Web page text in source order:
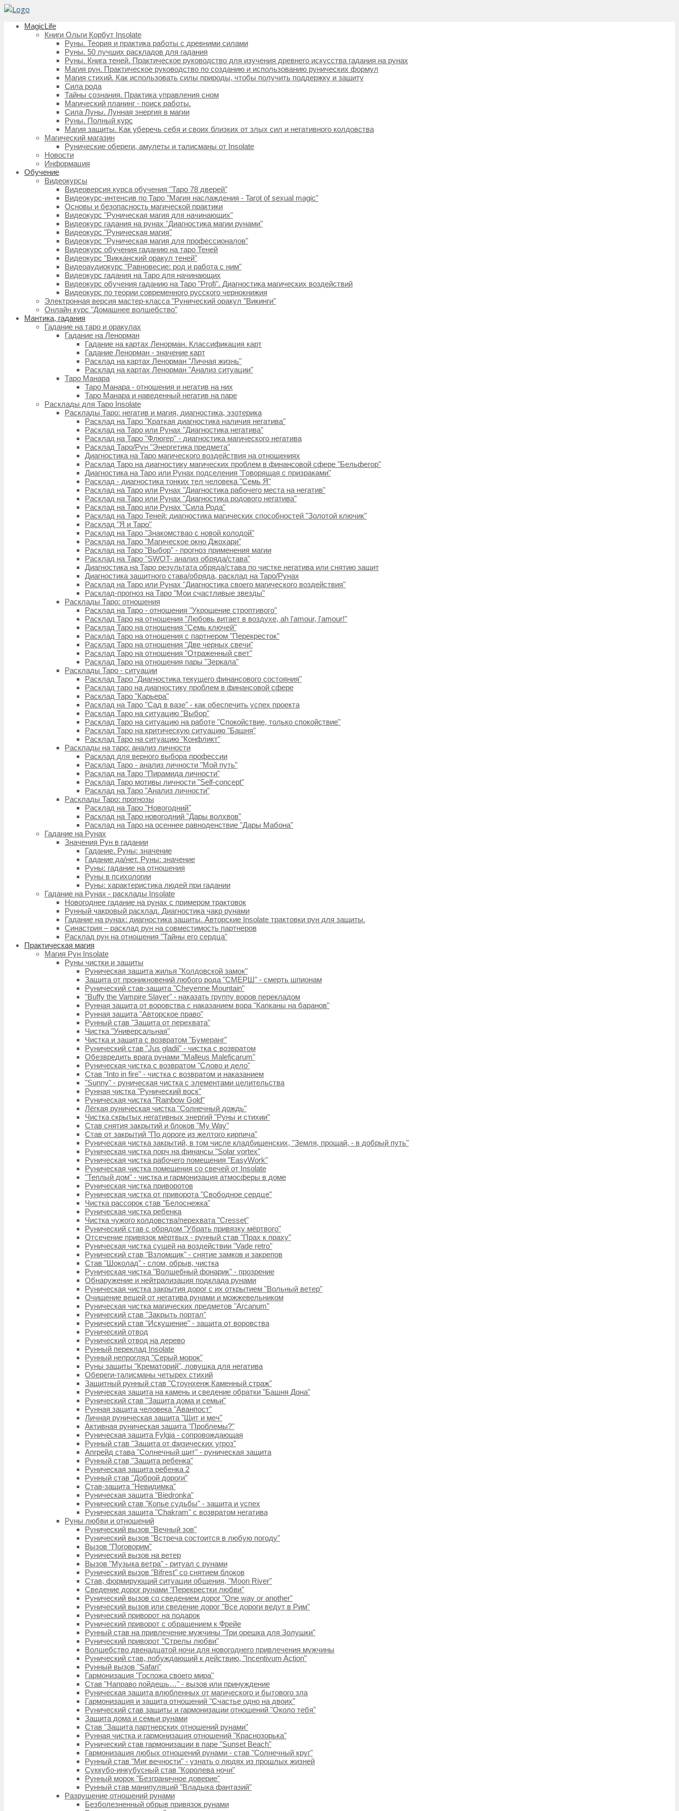
MagicLife
Книги Ольги Корбут Insolate
Руны. Теория и практика работы с древними силами
Руны. 50 лучших раскладов для гадания
Руны. Книга теней. Практическое руководство для изучения древнего искусства гадания на рунах
Магия рун. Практическое руководство по созданию и использованию рунических формул
Магия стихий. Как использовать силы природы, чтобы получить поддержку и защиту
Сила рода
Тайны сознания. Практика управления сном
Магический планинг - поиск работы.
Сила Луны. Лунная энергия в магии
Руны. Полный курс
Магия защиты. Как уберечь себя и своих близких от злых сил и негативного колдовства
Магический магазин
Рунические обереги, амулеты и талисманы от Insolate
Новости
Информация
Обучение
Видеокурсы
Видеоверсия курса обучения "Таро 78 дверей"
Видеокурс-интенсив по Таро "Магия наслаждения - Tarot of sexual magic"
Основы и безопасность магической практики
Видеокурс "Руническая магия для начинающих"
Видеокурс гадания на рунах "Диагностика магии рунами"
Видеокурс "Руническая магия"
Видеокурс "Руническая магия для профессионалов"
Видеокурс обучения гаданию на таро Теней
Видеокурс "Викканский оракул теней"
Видеоаудиокурс "Равновесие: род и работа с ним"
Видеокурс гадания на Таро для начинающих
Видеокурс обучения гаданию на Таро "Profi". Диагностика магических воздействий
Видеокурс по теории современного русского чернокнижия
Электронная версия мастер-класса "Рунический оракул "Викинги"
Онлайн курс "Домашнее волшебство"
Мантика, гадания
Гадание на таро и оракулах
Гадание на Ленорман
Гадание на картах Ленорман. Классификация карт
Гадание Ленорман - значение карт
Расклад на картах Ленорман "Личная жизнь"
Расклад на картах Ленорман "Анализ ситуации"
Таро Манара
Таро Манара - отношения и негатив на них
Таро Манара и наведенный негатив на паре
Расклады для Таро Insolate
Расклады Таро: негатив и магия, диагностика, эзотерика
Расклад на Таро "Краткая диагностика наличия негатива"
Расклад на Таро или Рунах "Диагностика негатива"
Расклад на Таро "Флюгер" - диагностика магического негатива
Расклад Таро/Рун "Энергетика предмета"
Диагностика на Таро магического воздействия на отношениях
Расклад Таро на диагностику магических проблем в финансовой сфере "Бельфегор"
Диагностика на Таро или Рунах подселения "Говорящая с призраками"
Расклад - диагностика тонких тел человека "Семь Я"
Расклад на Таро или Рунах "Диагностика рабочего места на негатив"
Расклад на Таро или Рунах "Диагностика родового негатива"
Расклад на Таро или Рунах "Сила Рода"
Расклад на Таро Теней: диагностика магических способностей "Золотой ключик"
Расклад "Я и Таро"
Расклад на Таро "Знакомствaо с новой колодой"
Расклад на Таро "Магическое окно Джохари"
Расклад на Таро "Выбор" - прогноз применения магии
Расклад на Таро "SWOT- анализ обряда/става"
Диагностика на Таро результата обряда/става по чистке негатива или снятию защит
Диагностика защитного става/обряда, расклад на Таро/Рунах
Расклад на Таро или Рунах "Диагностика своего магического воздействия"
Расклад-прогноз на Таро "Мои счастливые звезды"
Расклады Таро: отношения
Расклад на Таро - отношения "Укрощение строптивого"
Расклад Таро на отношения "Любовь витает в воздухе, ah l'amour, l'amour!"
Расклад Таро на отношения "Семь ключей"
Расклад Таро на отношения с партнером "Перекресток"
Расклад Таро на отношения "Две черных свечи"
Расклад Таро на отношения "Отраженный свет"
Расклад Таро на отношения пары "Зеркала"
Расклады Таро - ситуации
Расклад Таро "Диагностика текущего финансового состояния"
Расклад таро на диагностику проблем в финансовой сфере
Расклад Таро "Карьера"
Расклад на Таро "Сад в вазе" - как обеспечить успех проекта
Расклад Таро на ситуацию "Выбор"
Расклад Таро на ситуацию на работе "Спокойствие, только спокойствие"
Расклад Таро на критическую ситуацию "Башня"
Расклад Таро на ситуацию "Конфликт"
Расклады на таро: анализ личности
Расклад для верного выбора профессии
Расклад Таро - анализ личности "Мой путь"
Расклад на Таро "Пирамида личности"
Расклад Таро мотивы личности "Self-concept"
Расклад на Таро "Анализ личности"
Расклады Таро: прогнозы
Расклад на Таро "Новогодний"
Расклад на Таро новогодний "Дары волхвов"
Расклад на Таро на осеннее равноденствие "Дары Мабона"
Гадание на Рунах
Значения Рун в гадании
Гадание. Руны: значение
Гадание да/нет. Руны: значение
Руны: гадание на отношения
Руны в психологии
Руны: характеристика людей при гадании
Гадание на Рунах - расклады Insolate
Новогоднее гадание на рунах с примером трактовок
Рунный чакровый расклад. Диагностика чакр рунами
Гадание на рунах: диагностика защиты. Авторские Insolate трактовки рун для защиты.
Синастрия – расклад рун на совместимость партнеров
Расклад рун на отношения "Тайны его сердца"
Практическая магия
Магия Рун Insolate
Руны чистки и защиты
Руническая защита жилья "Колдовской замок"
Защита от проникновений любого рода "СМЕРШ" - смерть шпионам
Рунический став-защита "Cheyenne Mountain"
"Buffy the Vampire Slayer" - наказать группу воров перекладом
Рунная защита от воровства с наказанием вора "Капканы на баранов"
Рунная защита "Авторское право"
Рунный став "Защита от перехвата"
Чистка "Универсальная"
Чистка и защита с возвратом "Бумеранг"
Рунический став "Jus gladii" - чистка с возвратом
Обезвредить врага рунами "Malleus Maleficarum"
Руническая чистка с возвратом "Слово и дело"
Став "Into in fire" - чистка с возвратом и наказанием
"Sunny" - руническая чистка с элементами целительства
Рунная чистка "Рунический воск"
Руническая чистка "Rainbow Gold"
Лёгкая руническая чистка "Солнечный дождь"
Чистка скрытых негативных энергий "Руны и стихии"
Став снятия закрытий и блоков "My Way"
Став от закрытий "По дороге из желтого кирпича"
Руническая чистка закрытий, в том числе кладбищенских, "Земля, прощай, - в добрый путь"
Руническая чистка порч на финансы "Solar vortex"
Руническая чистка рабочего помещения "EasyWork"
Руническая чистка помещения со свечей от Insolate
"Теплый дом" - чистка и гармонизация атмосферы в доме
Руническая чистка приворотов
Руническая чистка от приворота "Свободное сердце"
Чистка рассорок cтав "Белоснежка"
Руническая чистка ребенка
Чистка чужого колдовства/перехвата "Cresset"
Рунический став с обрядом "Убрать привязку мёртвого"
Отсечение привязок мёртвых - рунный став "Прах к праху"
Руническая чистка сущей на воздействии "Vade retro"
Рунический став "Взломщик" - снятие замков и закрепов
Став "Шоколад" - слом, обрыв, чистка
Руническая чистка "Волшебный фонарик" - прозрение
Обнаружение и нейтрализация подклада рунами
Руническая чистка закрытия дорог с их открытием "Вольный ветер"
Очищение вещей от негатива рунами и можжевельником
Руническая чистка магических предметов "Arcanum"
Рунический став "Закрыть портал"
Рунический став "Искушение" - защита от воровства
Рунический отвод
Рунический отвод на дерево
Рунный переклад Insolate
Рунный непрогляд "Серый морок"
Руны защиты "Крематорий", ловушка для негатива
Обереги-талисманы четырех стихий
Защитный рунный став "Стоунхенж Каменный страж"
Руническая защита на камень и сведение обратки "Башня Дона"
Рунический став "Защита дома и семьи"
Рунная защита человека "Аванпост"
Личная руническая защита "Щит и меч"
Активная руническая защита "Проблемы?"
Руническая защита Fylgja - сопровождающая
Рунный став "Защита от физических угроз"
Апгрейд става "Солнечный щит" - руническая защита
Рунный став "Защита ребенка"
Руническая защита ребенка 2
Рунный став "Доброй дороги"
Став-защита "Невидимка"
Руническая защита "Biedronka"
Рунический став "Копье судьбы" - защита и успех
Руническая защита "Chakram" с возвратом негатива
Руны любви и отношений
Рунический вызов "Вечный зов"
Рунический вызов "Встреча состоится в любую погоду"
Вызов "Поговорим"
Рунический вызов на ветер
Вызов "Музыка ветра" - ритуал с рунами
Рунический вызов "Bifrest" со снятием блоков
Став, формирующий ситуации общения, "Moon River"
Сведение дорог рунами "Перекрестки любви"
Рунический вызов со сведением дорог "One way or another"
Рунический вызов или сведение дорог "Все дороги ведут в Рим"
Рунический приворот на подарок
Рунический приворот с обращением к Фрейе
Рунный став на привлечение мужчины "Три орешка для Золушки"
Рунический приворот "Стрелы любви"
Волшебство двенадцатой ночи для новогоднего привлечения мужчины
Рунический став, побуждающий к действию, "Incentivum Action"
Рунный вызов "Safari"
Гармонизация "Госпожа своего мира"
Став "Направо пойдешь…" - вызов или принуждение
Руническая защита влюбленных от магического и бытового зла
Гармонизация и защита отношений "Счастье одно на двоих"
Рунический став защиты и гармонизации отношений "Около тебя"
Защита дома и семьи рунами
Став "Защита партнерских отношений рунами"
Рунная чистка и гармонизация отношений "Краснозорька"
Рунический став гармонизации в паре "Sunset Beach"
Гармонизация любых отношений рунами - став "Солнечный круг"
Рунный став "Миг вечности" - узнать о людях из прошлых жизней
Суккубо-инкубусный став "Королева ночи"
Рунный морок "Безграничное доверие"
Рунный став манипуляций "Владыка фантазий"
Разрушение отношений рунами
Безболезненный обрыв привязок рунами